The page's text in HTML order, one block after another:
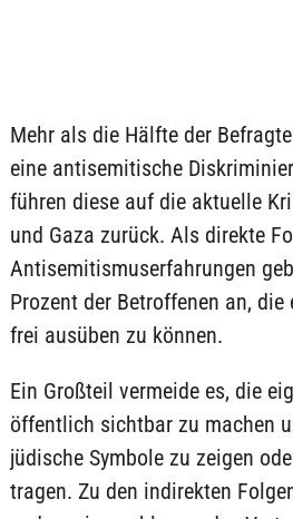
Mehr als die Hälfte der
eine antisemitische
führen diese auf die aktuelle
und Gaza zurück. Als direkte
Antisemitismuserfahrungen
Prozent der Betroffenen an,
frei ausüben zu können.
Ein Großteil vermeide es, die
öffentlich sichtbar zu machen
jüdische Symbole zu zeigen
tragen. Zu den indirekten